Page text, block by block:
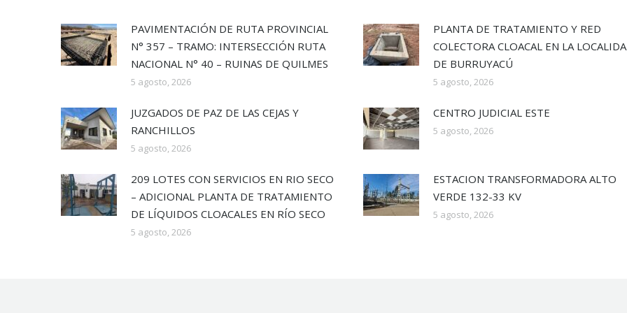
PAVIMENTACIÓN DE RUTA PROVINCIAL
N° 357 – TRAMO: INTERSECCIÓN RUTA
NACIONAL N° 40 – RUINAS DE QUILMES
5 agosto, 2026
PLANTA DE TRATAMIENTO Y RED
COLECTORA CLOACAL EN LA
DE BURRUYACÚ
5 agosto, 2026
JUZGADOS DE PAZ DE LAS CEJAS Y
RANCHILLOS
5 agosto, 2026
CENTRO JUDICIAL ESTE
5 agosto, 2026
209 LOTES CON SERVICIOS EN RIO SECO
– ADICIONAL PLANTA DE TRATAMIENTO
DE LÍQUIDOS CLOACALES EN RÍO SECO
5 agosto, 2026
ESTACION TRANSFORMADORA ALTO
VERDE 132-33 KV
5 agosto, 2026